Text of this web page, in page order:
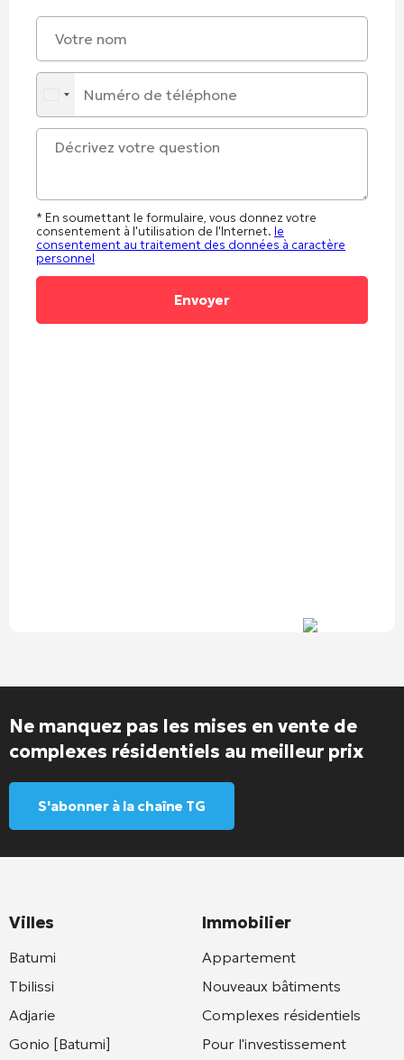
* En soumettant le formulaire, vous donnez votre
consentement à l'utilisation de l'Internet. le
consentement au traitement des données à caractère
personnel
Ne manquez pas les mises en vente de
complexes résidentiels au meilleur prix
S'abonner à la chaîne TG
Villes
Batumi
Tbilissi
Adjarie
Gonio [Batumi]
Immobilier
Appartement
Nouveaux bâtiments
Complexes résidentiels
Pour l'investissement